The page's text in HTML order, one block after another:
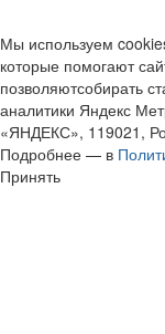
Мы используем
которые помогают
позволяютсобирать
аналитики Яндекс
«ЯНДЕКС», 119021,
Подробнее — в
Принять